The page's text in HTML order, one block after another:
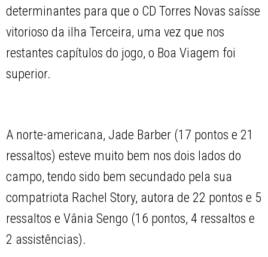
determinantes para que o CD Torres Novas saísse
vitorioso da ilha Terceira, uma vez que nos
restantes capítulos do jogo, o Boa Viagem foi
superior.
A norte-americana, Jade Barber (17 pontos e 21
ressaltos) esteve muito bem nos dois lados do
campo, tendo sido bem secundado pela sua
compatriota Rachel Story, autora de 22 pontos e 5
ressaltos e Vânia Sengo (16 pontos, 4 ressaltos e
2 assistências).